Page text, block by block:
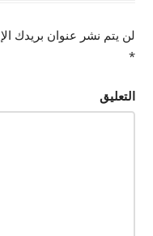
لن يتم نشر عنوان بريدك
*
التعليق